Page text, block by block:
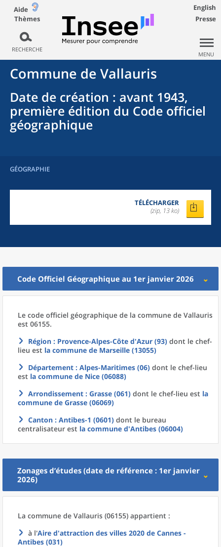
Aide
Thèmes
RECHERCHE
English
Presse
MENU
Commune de Vallauris
Date de création : avant 1943,
première édition du Code officiel
géographique
GÉOGRAPHIE
TÉLÉCHARGER
(zip, 13 ko)
Code Officiel Géographique au 1er janvier 2026
Le code officiel géographique de la commune de Vallauris
est 06155.
Région : Provence-Alpes-Côte d'Azur (93) dont le chef-
lieu est la commune de Marseille (13055)
Département : Alpes-Maritimes (06) dont le chef-lieu
est la commune de Nice (06088)
Arrondissement : Grasse (061) dont le chef-lieu est la
commune de Grasse (06069)
Canton : Antibes-1 (0601) dont le bureau
centralisateur est la commune d'Antibes (06004)
Zonages d’études (date de référence : 1er janvier
2026)
La commune de Vallauris (06155) appartient :
à l'Aire d'attraction des villes 2020 de Cannes -
Antibes (031)